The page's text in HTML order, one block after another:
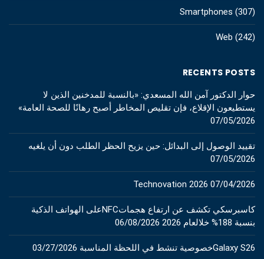
Smartphones (307)
Web (242)
RECENTS POSTS
حوار الدكتور آمن الله المسعدي: «بالنسبة للمدخنين الذين لا
يستطيعون الإقلاع، فإن تقليص المخاطر أصبح رهانًا للصحة العامة»
07/05/2026
تقييد الوصول إلى البدائل: حين يزيح الحظر الطلب دون أن يلغيه
07/05/2026
Technovation 2026 07/04/2026
كاسبرسكي تكشف عن ارتفاع هجماتNFCعلى الهواتف الذكية
بنسبة 188% خلالعام 2026
06/08/2026
Galaxy S26خصوصية تنشط في اللحظة المناسبة 03/27/2026